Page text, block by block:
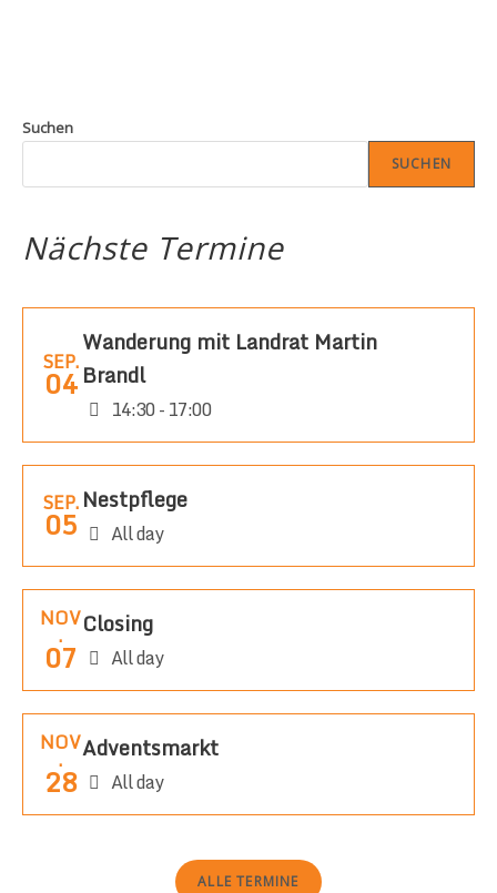
Suchen
SUCHEN
Nächste Termine
SEP.
04
Wanderung mit Landrat Martin
Brandl
14:30 - 17:00
SEP.
05
Nestpflege
All day
NOV
.
07
Closing
All day
NOV
.
28
Adventsmarkt
All day
ALLE TERMINE